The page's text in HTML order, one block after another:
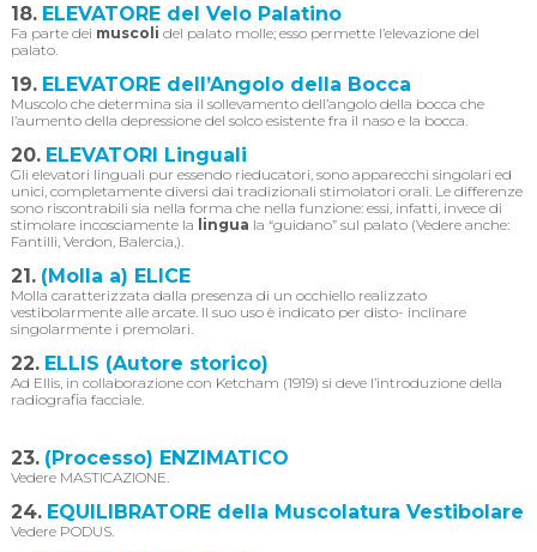
18. ELEVATORE del Velo Palatino
Fa parte dei muscoli del palato molle; esso permette l’elevazione del
palato.
19. ELEVATORE dell’Angolo della Bocca
Muscolo che determina sia il sollevamento dell’angolo della bocca che
l’aumento della depressione del solco esistente fra il naso e la bocca.
20. ELEVATORI Linguali
Gli elevatori linguali pur essendo rieducatori, sono apparecchi singolari ed
unici, completamente diversi dai tradizionali stimolatori orali. Le differenze
sono riscontrabili sia nella forma che nella funzione: essi, infatti, invece di
stimolare incosciamente la lingua la “guidano” sul palato (Vedere anche:
Fantilli, Verdon, Balercia,).
21. (Molla a) ELICE
Molla caratterizzata dalla presenza di un occhiello realizzato
vestibolarmente alle arcate. Il suo uso è indicato per disto- inclinare
singolarmente i premolari.
22. ELLIS (Autore storico)
Ad Ellis, in collaborazione con Ketcham (1919) si deve l’introduzione della
radiografia facciale.
23. (Processo) ENZIMATICO
Vedere MASTICAZIONE.
24. EQUILIBRATORE della Muscolatura Vestibolare
Vedere PODUS.